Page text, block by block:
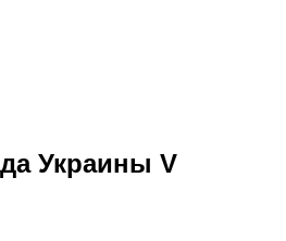
Украины V